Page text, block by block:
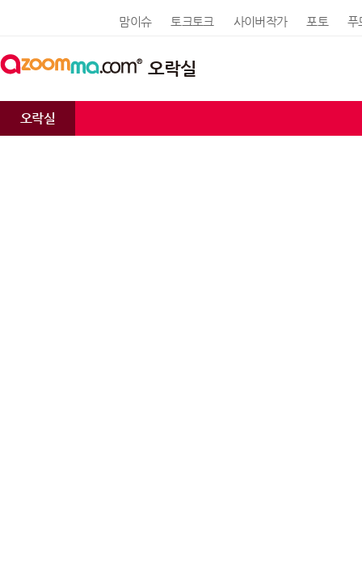
맘이슈 토크토크 사이버작가 포토 푸
오락실
오락실